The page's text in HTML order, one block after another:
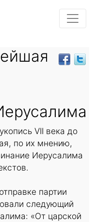
VII века до
по их мнению,
Иерусалима
партии
следующий
«От царской